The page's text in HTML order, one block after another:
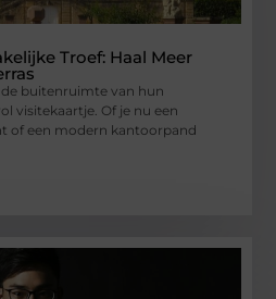
Troef: Haal Meer
buitenruimte van hun
visitekaartje. Of je nu een
of een modern kantoorpand